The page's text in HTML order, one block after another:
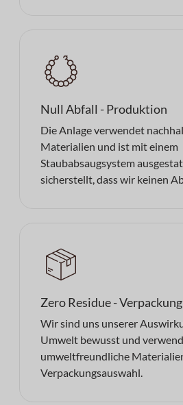
Null Abfall - Produktion
Die Anlage verwendet
Materialien und ist mit einem
Staubabsaugsystem
sicherstellt, dass wir keinen
Zero Residue - Verpackung
Wir sind uns unserer
Umwelt bewusst und
umweltfreundliche
Verpackungsauswahl.